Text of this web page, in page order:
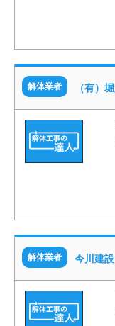
解体業者 （有）
解体業者 今川建設